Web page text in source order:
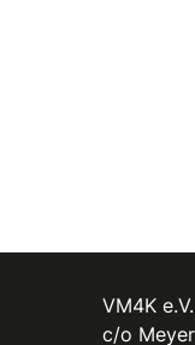
VM4K e.V.
c/o